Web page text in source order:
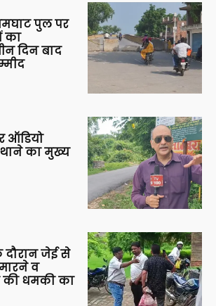
पुल पर
का
दिन बाद
ऑडियो
का मुख्य
जेई से
व
की धमकी का